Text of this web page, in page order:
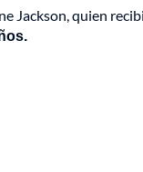
Jackson, quien